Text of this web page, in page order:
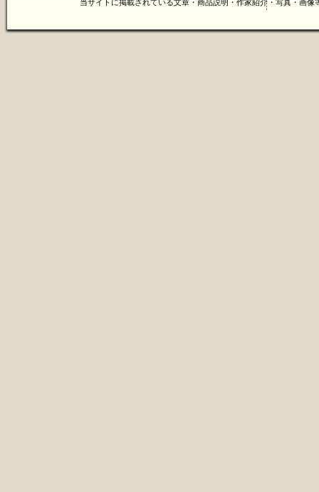
当サイトに掲載されている文章・商品説明・作家紹介・写真・画